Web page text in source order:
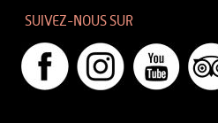
SUIVEZ-NOUS SUR